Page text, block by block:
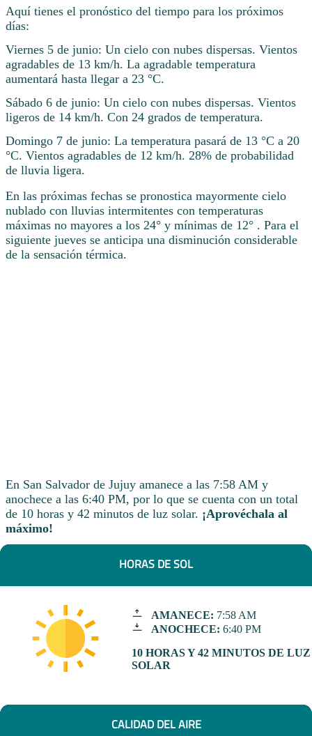
Aquí tienes el pronóstico del tiempo para los próximos
días:
Viernes 5 de junio: Un cielo con nubes dispersas. Vientos
agradables de 13 km/h. La agradable temperatura
aumentará hasta llegar a 23 °C.
Sábado 6 de junio: Un cielo con nubes dispersas. Vientos
ligeros de 14 km/h. Con 24 grados de temperatura.
Domingo 7 de junio: La temperatura pasará de 13 °C a 20
°C. Vientos agradables de 12 km/h. 28% de probabilidad
de lluvia ligera.
En las próximas fechas se pronostica mayormente cielo
nublado con lluvias intermitentes con temperaturas
máximas no mayores a los 24° y mínimas de 12° . Para el
siguiente jueves se anticipa una disminución considerable
de la sensación térmica.
En San Salvador de Jujuy amanece a las 7:58 AM y
anochece a las 6:40 PM, por lo que se cuenta con un total
de 10 horas y 42 minutos de luz solar. ¡Aprovéchala al
máximo!
HORAS DE SOL
AMANECE: 7:58 AM
ANOCHECE: 6:40 PM
10 HORAS Y 42 MINUTOS DE LUZ
SOLAR
CALIDAD DEL AIRE